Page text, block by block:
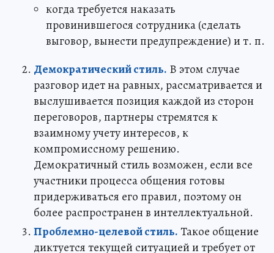
когда требуется наказать
провинившегося сотрудника (сделать
выговор, вынести предупреждение) и т. п.
Демократический стиль. В этом случае
разговор идет на равных, рассматривается и
выслушивается позиция каждой из сторон
переговоров, партнеры стремятся к
взаимному учету интересов, к
компромиссному решению.
Демократичный стиль возможен, если все
участники процесса общения готовы
придерживаться его правил, поэтому он
более распространен в интеллектуальной.
Проблемно-целевой стиль.Такое общение
диктуется текущей ситуацией и требует от